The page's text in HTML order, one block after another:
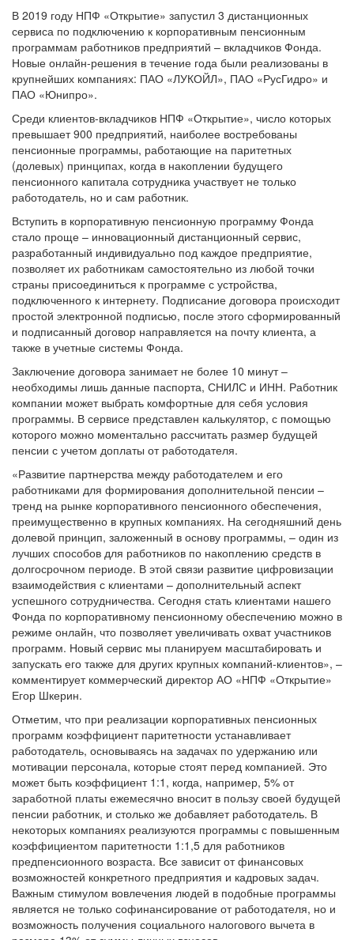
В 2019 году НПФ «Открытие» запустил 3 дистанционных
сервиса по подключению к корпоративным пенсионным
программам работников предприятий – вкладчиков Фонда.
Новые онлайн-решения в течение года были реализованы в
крупнейших компаниях: ПАО «ЛУКОЙЛ», ПАО «РусГидро» и
ПАО «Юнипро».
Среди клиентов-вкладчиков НПФ «Открытие», число которых
превышает 900 предприятий, наиболее востребованы
пенсионные программы, работающие на паритетных
(долевых) принципах, когда в накоплении будущего
пенсионного капитала сотрудника участвует не только
работодатель, но и сам работник.
Вступить в корпоративную пенсионную программу Фонда
стало проще – инновационный дистанционный сервис,
разработанный индивидуально под каждое предприятие,
позволяет их работникам самостоятельно из любой точки
страны присоединиться к программе с устройства,
подключенного к интернету. Подписание договора происходит
простой электронной подписью, после этого сформированный
и подписанный договор направляется на почту клиента, а
также в учетные системы Фонда.
Заключение договора занимает не более 10 минут –
необходимы лишь данные паспорта, СНИЛС и ИНН. Работник
компании может выбрать комфортные для себя условия
программы. В сервисе представлен калькулятор, с помощью
которого можно моментально рассчитать размер будущей
пенсии с учетом доплаты от работодателя.
«Развитие партнерства между работодателем и его
работниками для формирования дополнительной пенсии –
тренд на рынке корпоративного пенсионного обеспечения,
преимущественно в крупных компаниях. На сегодняшний день
долевой принцип, заложенный в основу программы, – один из
лучших способов для работников по накоплению средств в
долгосрочном периоде. В этой связи развитие цифровизации
взаимодействия с клиентами – дополнительный аспект
успешного сотрудничества. Сегодня стать клиентами нашего
Фонда по корпоративному пенсионному обеспечению можно в
режиме онлайн, что позволяет увеличивать охват участников
программ. Новый сервис мы планируем масштабировать и
запускать его также для других крупных компаний-клиентов», –
комментирует коммерческий директор АО «НПФ «Открытие»
Егор Шкерин.
Отметим, что при реализации корпоративных пенсионных
программ коэффициент паритетности устанавливает
работодатель, основываясь на задачах по удержанию или
мотивации персонала, которые стоят перед компанией. Это
может быть коэффициент 1:1, когда, например, 5% от
заработной платы ежемесячно вносит в пользу своей будущей
пенсии работник, и столько же добавляет работодатель. В
некоторых компаниях реализуются программы с повышенным
коэффициентом паритетности 1:1,5 для работников
предпенсионного возраста. Все зависит от финансовых
возможностей конкретного предприятия и кадровых задач.
Важным стимулом вовлечения людей в подобные программы
является не только софинансирование от работодателя, но и
возможность получения социального налогового вычета в